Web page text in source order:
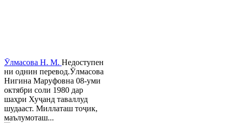
Ӯлмасова Н. М. Недоступен
ни однин перевод.Ӯлмасова
Нигина Маруфовна 08-уми
октябри соли 1980 дар
шаҳри Хуҷанд таваллуд
шудааст. Миллаташ тоҷик,
маълумоташ...